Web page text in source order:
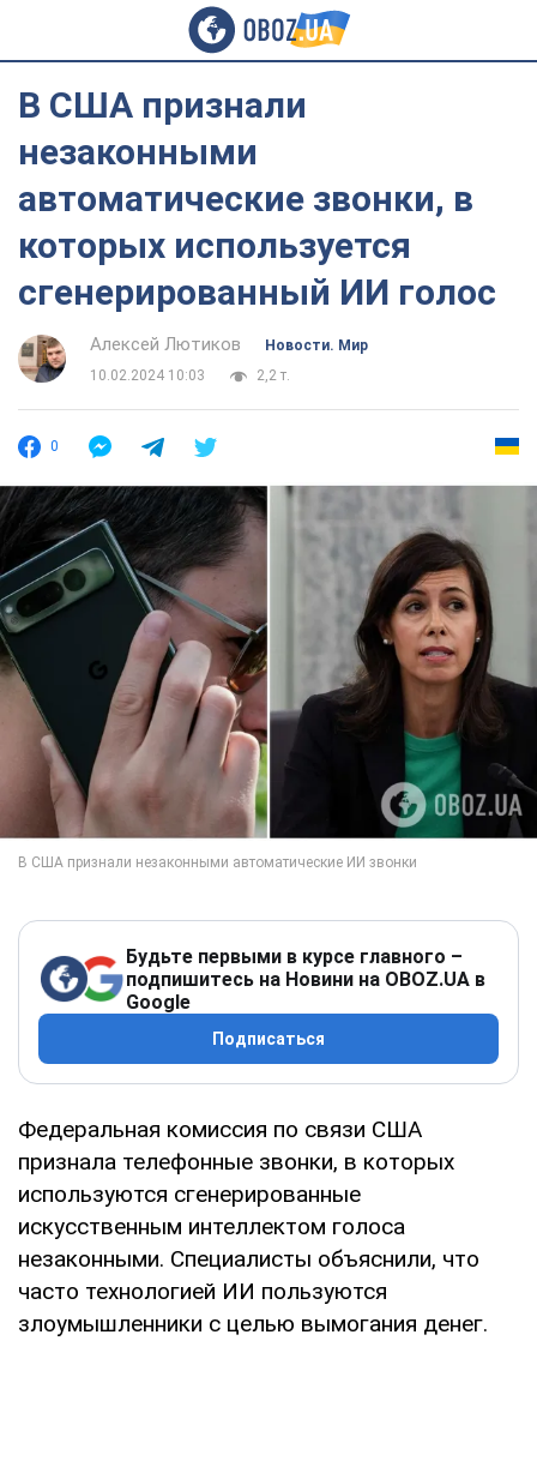
В США признали
незаконными
автоматические звонки, в
которых используется
сгенерированный ИИ голос
Алексей Лютиков
Новости. Мир
10.02.2024 10:03
2,2 т.
0
Будьте первыми в курсе главного –
подпишитесь на Новини на OBOZ.UA в
Google
Подписаться
Федеральная комиссия по связи США
признала телефонные звонки, в которых
используются сгенерированные
искусственным интеллектом голоса
незаконными. Специалисты объяснили, что
часто технологией ИИ пользуются
злоумышленники с целью вымогания денег.